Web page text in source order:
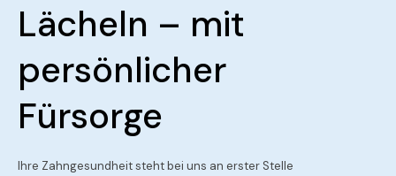
Lächeln – mit
persönlicher
Fürsorge
Ihre Zahngesundheit steht bei uns an erster Stelle